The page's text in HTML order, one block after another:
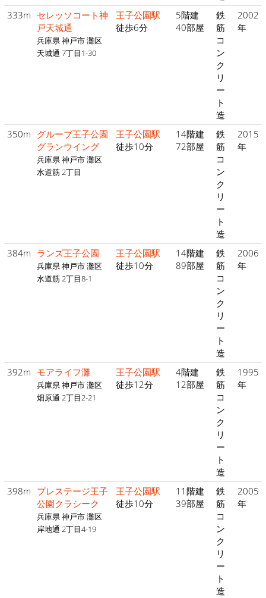
333m セレッソコート神
戸天城通
兵庫県 神戸市 灘区
天城通 7丁目1-30
王子公園駅
徒歩6分
5階建
40部屋
鉄
筋
コ
ン
ク
リ
ー
ト
造
2002
年
350m グルーブ王子公園
グランウイング
兵庫県 神戸市 灘区
水道筋 2丁目
王子公園駅
徒歩10分
14階建
72部屋
鉄
筋
コ
ン
ク
リ
ー
ト
造
2015
年
384m ランズ王子公園
兵庫県 神戸市 灘区
水道筋 2丁目8-1
王子公園駅
徒歩10分
14階建
89部屋
鉄
筋
コ
ン
ク
リ
ー
ト
造
2006
年
392m モアライフ灘
兵庫県 神戸市 灘区
畑原通 2丁目2-21
王子公園駅
徒歩12分
4階建
12部屋
鉄
筋
コ
ン
ク
リ
ー
ト
造
1995
年
398m プレステージ王子
公園クラシーク
兵庫県 神戸市 灘区
岸地通 2丁目4-19
王子公園駅
徒歩10分
11階建
39部屋
鉄
筋
コ
ン
ク
リ
ー
ト
造
2005
年